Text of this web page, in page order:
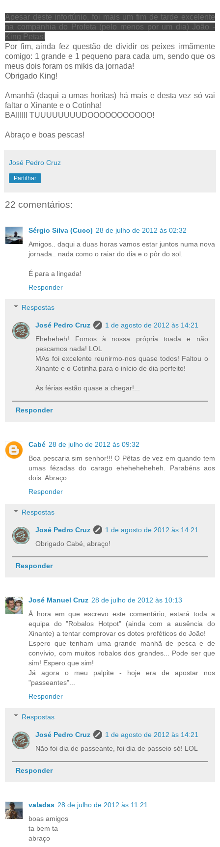
Apesar deste infortúnio, foi mais um fim de tarde excelente
na companhia do Profeta (pelo menos por um dia) João -
King Petas!
Por fim, ainda fez questão de dividir os peixes irmãmente
comigo: 1 grande e 1 pequeno para cada um, sendo que os
meus dois foram os mikis da jornada!
Obrigado King!
Amanhã (daqui a umas horitas) há mais e desta vez só vai
faltar o Xinante e o Cotinha!
BAIIIIII TUUUUUUUUDOOOOOOOOOOO!
Abraço e boas pescas!
José Pedro Cruz
Partilhar
22 comentários:
Sérgio Silva (Cuco) 28 de julho de 2012 às 02:32
Amigos.. daqui a duas horas vamos estar juntos numa nova
jornada.. nada como o raiar do dia e o pôr do sol.
É para a lingada!
Responder
Respostas
José Pedro Cruz
1 de agosto de 2012 às 14:21
Eheheheh! Fomos à nossa própria toada e não
pescamos nada! LOL
MAs foi excelente reunirmo-nos quase todos! Faltou o
Xinante e o Cotinha para o início de dia perfeito!
As férias estão quase a chegar!...
Responder
Cabé 28 de julho de 2012 às 09:32
Boa pescaria sim senhor!!! O Pêtas de vez em quando tem
umas fézadas do carago eheheheheheh. Parabéns aos
dois. Abraço
Responder
Respostas
José Pedro Cruz
1 de agosto de 2012 às 14:21
Obrigado Cabé, abraço!
Responder
José Manuel Cruz 28 de julho de 2012 às 10:13
À hora em que escrevo este comentário, estará toda a
equipa do "Robalos Hotpot" (ainda com a ausência do
Xinante) a tentar comprovar os dotes proféticos do João!
Espero que tenham uma grande manhã de pesca e de
convívio, com muitos robalos dos grandes... Pode ser que
sim! Espero que sim!
Já agora o meu palpite - hoje era de apostar nos
"passeantes"...
Responder
Respostas
José Pedro Cruz
1 de agosto de 2012 às 14:21
Não foi dia de passeante, foi dia de passeio só! LOL
Responder
valadas 28 de julho de 2012 às 11:21
boas amigos
ta bem ta
abraço